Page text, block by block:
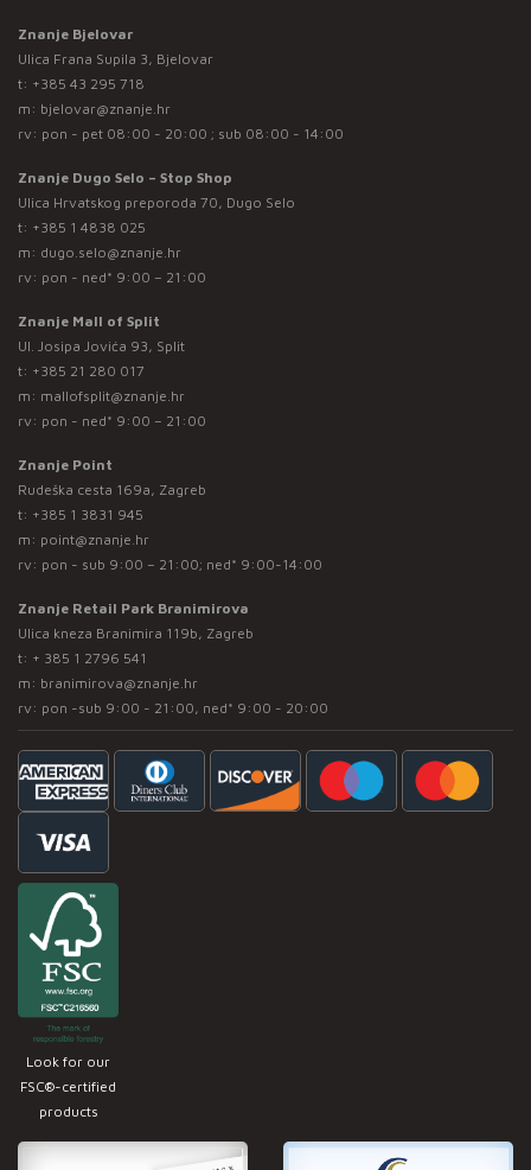
Znanje Bjelovar
Ulica Frana Supila 3, Bjelovar
t: +385 43 295 718
m: bjelovar@znanje.hr
rv: pon - pet 08:00 - 20:00 ; sub 08:00 - 14:00
Znanje Dugo Selo – Stop Shop
Ulica Hrvatskog preporoda 70, Dugo Selo
t: +385 1 4838 025
m: dugo.selo@znanje.hr
rv: pon - ned* 9:00 – 21:00
Znanje Mall of Split
Ul. Josipa Jovića 93, Split
t: +385 21 280 017
m: mallofsplit@znanje.hr
rv: pon - ned* 9:00 – 21:00
Znanje Point
Rudeška cesta 169a, Zagreb
t: +385 1 3831 945
m: point@znanje.hr
rv: pon - sub 9:00 – 21:00; ned* 9:00-14:00
Znanje Retail Park Branimirova
Ulica kneza Branimira 119b, Zagreb
t: + 385 1 2796 541
m: branimirova@znanje.hr
rv: pon -sub 9:00 - 21:00, ned* 9:00 - 20:00
Look for our
FSC®-certified
products